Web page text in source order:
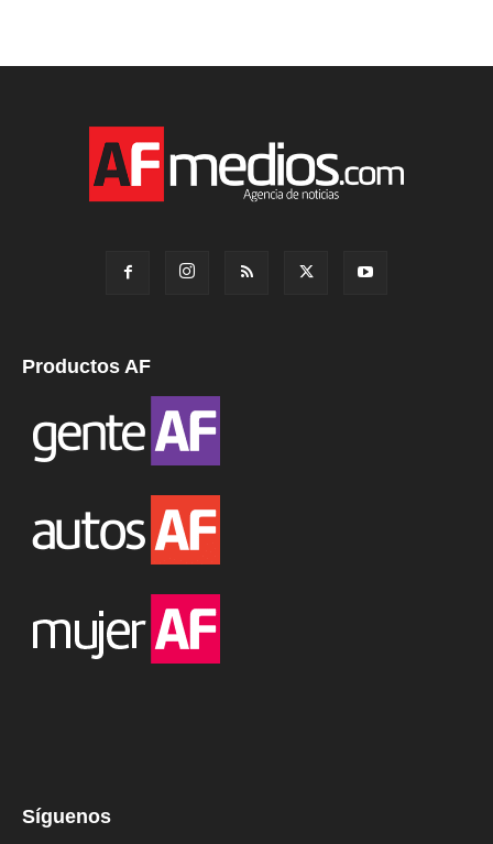
Productos AF
Síguenos